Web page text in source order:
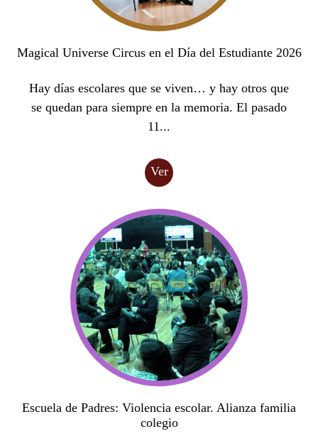
Magical Universe Circus en el Día del Estudiante 2026
Hay días escolares que se viven… y hay otros que
se quedan para siempre en la memoria. El pasado
11...
Ver
Escuela de Padres: Violencia escolar. Alianza familia
colegio